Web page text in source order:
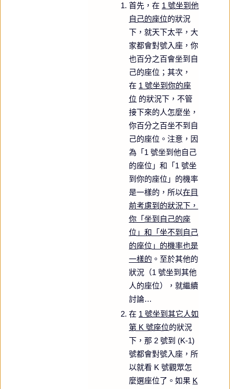
首先，在 1 號坐到他
自己的座位的狀況
下，就天下太平，大
家都會對號入座，你
也百分之百會坐到自
己的座位；其次，
在 1 號坐到你的座
位 的狀況下，不管
接下來的人怎麼坐，
你百分之百坐不到自
己的座位。注意，因
為「1 號坐到他自己
的座位」和「1 號坐
到你的座位」的機率
是一樣的，所以在目
前考慮到的狀況下，
你「坐到自己的座
位」和「坐不到自己
的座位」的機率也是
一樣的 。至於其他的
狀況（1 號坐到其他
人的座位），就繼續
討論…
在 1 號坐到其它人如
第 K 號座位的狀況
下，那 2 號到 (K-1)
號都會對號入座，所
以就看 K 號觀眾怎
麼選座位了。如果 K